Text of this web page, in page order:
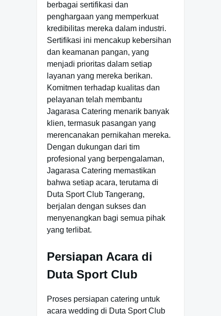
berbagai sertifikasi dan
penghargaan yang memperkuat
kredibilitas mereka dalam industri.
Sertifikasi ini mencakup kebersihan
dan keamanan pangan, yang
menjadi prioritas dalam setiap
layanan yang mereka berikan.
Komitmen terhadap kualitas dan
pelayanan telah membantu
Jagarasa Catering menarik banyak
klien, termasuk pasangan yang
merencanakan pernikahan mereka.
Dengan dukungan dari tim
profesional yang berpengalaman,
Jagarasa Catering memastikan
bahwa setiap acara, terutama di
Duta Sport Club Tangerang,
berjalan dengan sukses dan
menyenangkan bagi semua pihak
yang terlibat.
Persiapan Acara di
Duta Sport Club
Proses persiapan catering untuk
acara wedding di Duta Sport Club